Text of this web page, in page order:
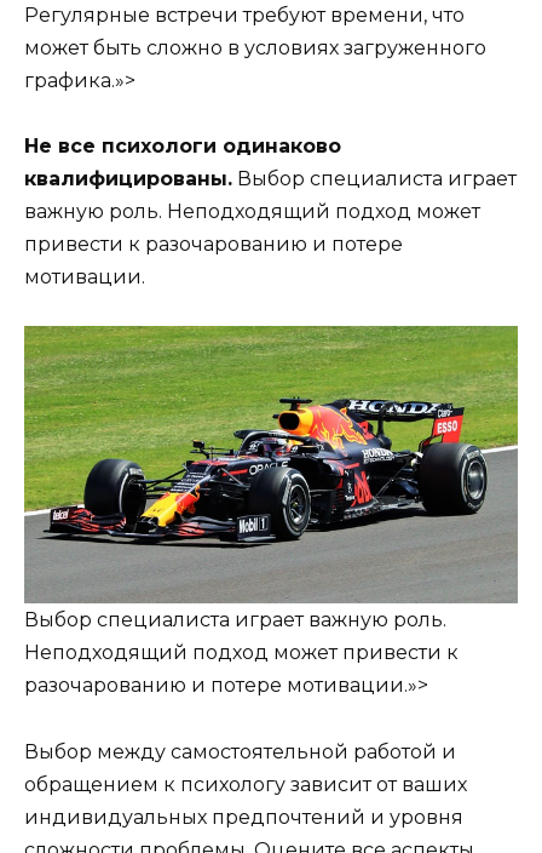
Регулярные встречи требуют времени, что
может быть сложно в условиях загруженного
графика.»>
Не все психологи одинаково
квалифицированы. Выбор специалиста играет
важную роль. Неподходящий подход может
привести к разочарованию и потере
мотивации.
Выбор специалиста играет важную роль.
Неподходящий подход может привести к
разочарованию и потере мотивации.»>
Выбор между самостоятельной работой и
обращением к психологу зависит от ваших
индивидуальных предпочтений и уровня